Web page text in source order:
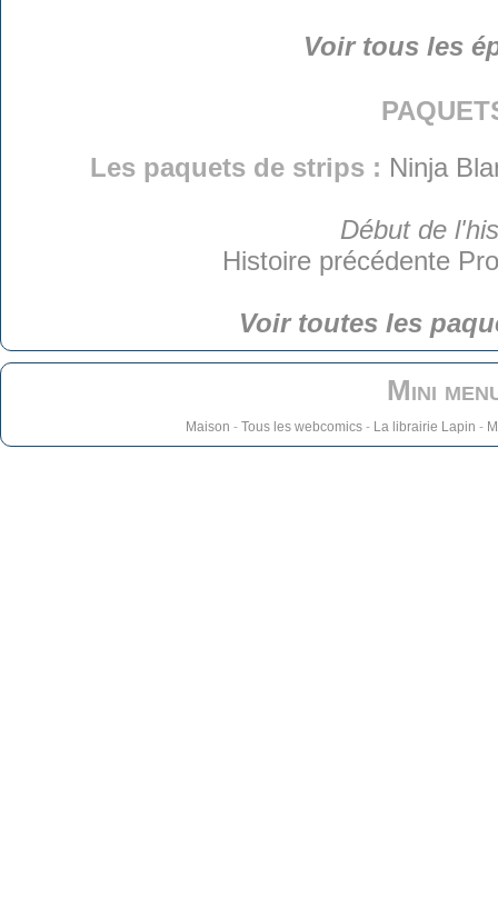
Voir tous les
Les paquets de strips : Ninja
Début de
Histoire précédente
Voir toutes les
Mini
Maison - Tous les webcomics- La librairie Lapin -